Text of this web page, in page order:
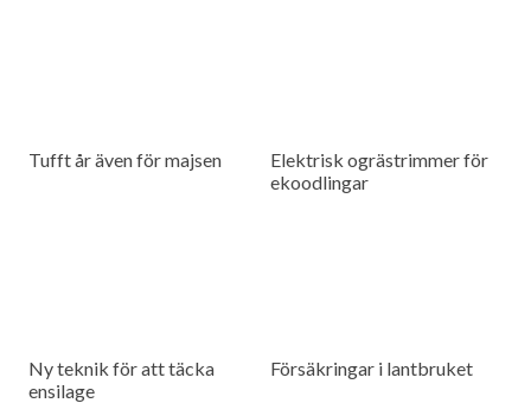
Tufft år även för majsen
Elektrisk ogrästrimmer för
ekoodlingar
Ny teknik för att täcka
ensilage
Försäkringar i lantbruket